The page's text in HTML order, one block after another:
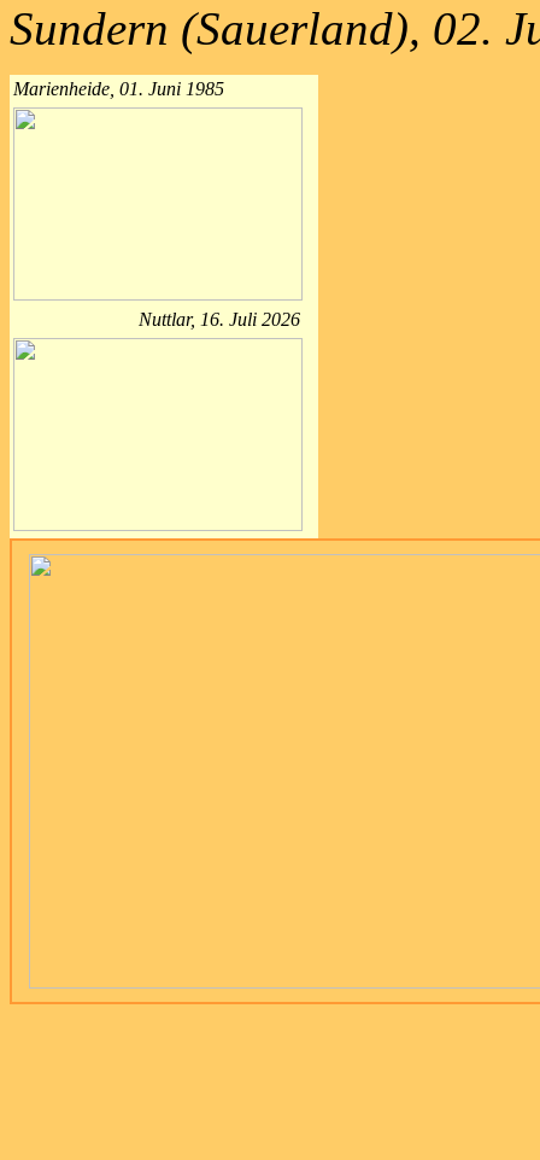
Sundern (Sauerland), 02.
Marienheide, 01. Juni 1985
Nuttlar, 16. Juli 2026